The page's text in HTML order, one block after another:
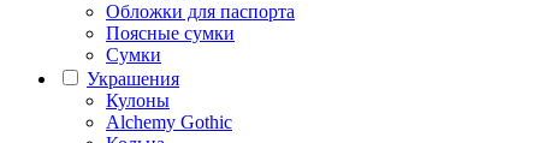
Обложки для паспорта
Поясные сумки
Сумки
Украшения
Кулоны
Alchemy Gothic